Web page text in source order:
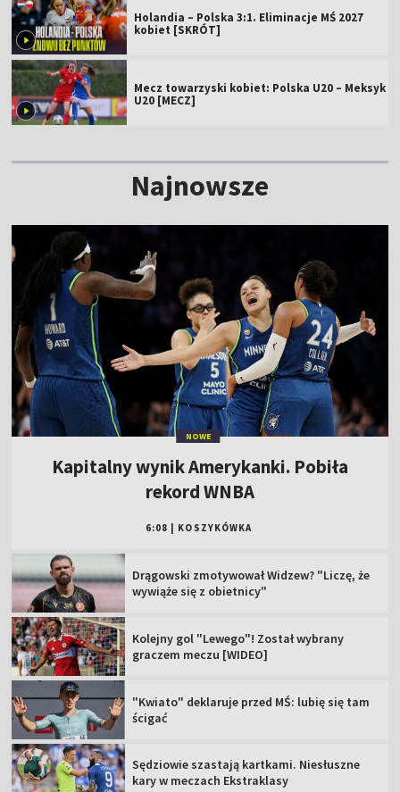
Holandia – Polska 3:1. Eliminacje MŚ 2027
kobiet [SKRÓT]
Mecz towarzyski kobiet: Polska U20 – Meksyk
U20 [MECZ]
Najnowsze
NOWE
Kapitalny wynik Amerykanki. Pobiła
rekord WNBA
6:08 KOSZYKÓWKA
Drągowski zmotywował Widzew? "Liczę, że
wywiąże się z obietnicy"
Kolejny gol "Lewego"! Został wybrany
graczem meczu [WIDEO]
"Kwiato" deklaruje przed MŚ: lubię się tam
ścigać
Sędziowie szastają kartkami. Niesłuszne
kary w meczach Ekstraklasy